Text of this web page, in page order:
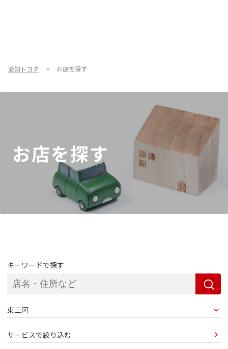
愛知トヨタ お店を探す
キーワードで探す
サービスで絞り込む